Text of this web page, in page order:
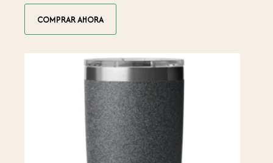
COMPRAR AHORA